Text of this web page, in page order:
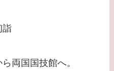
両国国技館へ。